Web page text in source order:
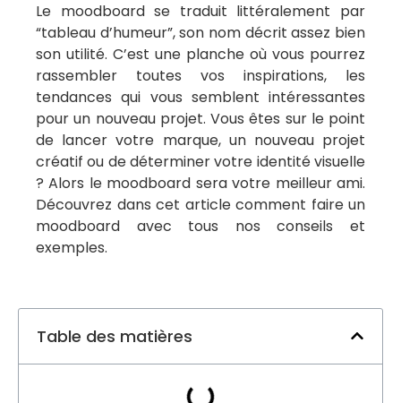
Le moodboard se traduit littéralement par
“tableau d’humeur”, son nom décrit assez bien
son utilité. C’est une planche où vous pourrez
rassembler toutes vos inspirations, les
tendances qui vous semblent intéressantes
pour un nouveau projet. Vous êtes sur le point
de lancer votre marque, un nouveau projet
créatif ou de déterminer votre identité visuelle
? Alors le moodboard sera votre meilleur ami.
Découvrez dans cet article comment faire un
moodboard avec tous nos conseils et
exemples.
Table des matières